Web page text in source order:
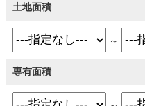
土地面積
～
専有面積